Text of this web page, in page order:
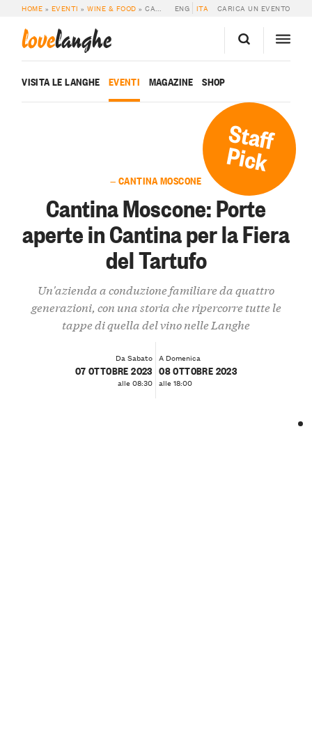
HOME » EVENTI »WINE & FOOD »CANTINA MOSCONE: PORTE APERTE IN CANTINA PER LA FIERA DEL TARTUFO ENG ITA CARICA UN EVENTO
lovelanghe
VISITA LE LANGHE EVENTI MAGAZINE SHOP
Staff
Pick
— CANTINA MOSCONE
Cantina Moscone: Porte
aperte in Cantina per la Fiera
del Tartufo
Un'azienda a conduzione familiare da quattro
generazioni, con una storia che ripercorre tutte le
tappe di quella del vino nelle Langhe
Da Sabato
07 OTTOBRE 2023
alle 08:30
A Domenica
08 OTTOBRE 2023
alle 18:00